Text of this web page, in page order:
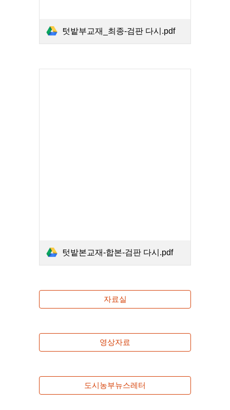
텃밭부교재_최종-검판 다시.pdf
텃밭본교재-합본-검판 다시.pdf
자료실
영상자료
도시농부뉴스레터